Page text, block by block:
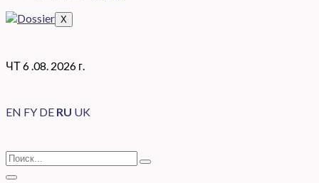
X
ЧТ 6 .08. 2026 г.
EN FY DE RU UK